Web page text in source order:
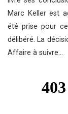
Marc Keller est
été prise pour
délibéré. La
Affaire à suivre…